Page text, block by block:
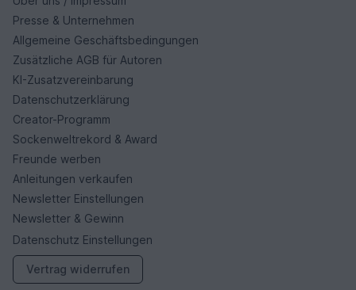
Presse & Unternehmen
Allgemeine Geschäftsbedingungen
Zusätzliche AGB für Autoren
KI-Zusatzvereinbarung
Datenschutzerklärung
Creator-Programm
Sockenweltrekord & Award
Freunde werben
Anleitungen verkaufen
Newsletter Einstellungen
Newsletter & Gewinn
Datenschutz Einstellungen
Vertrag widerrufen